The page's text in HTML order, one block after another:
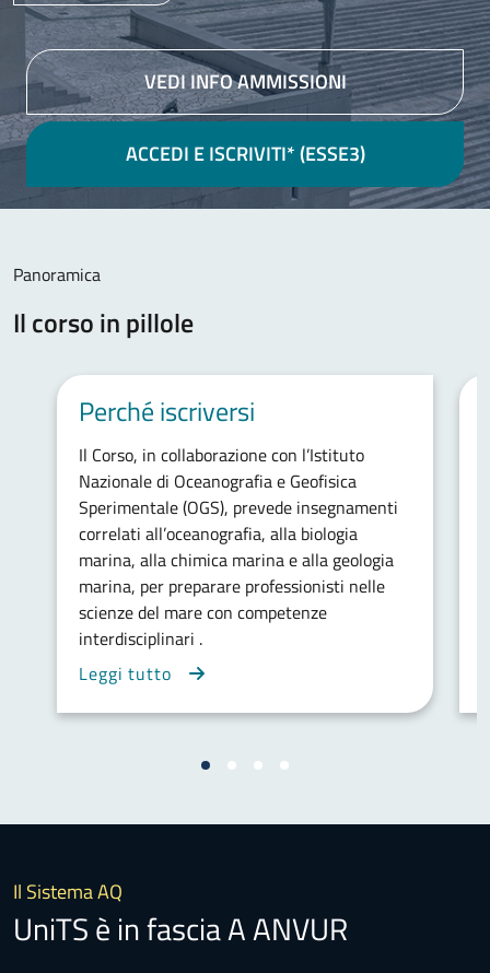
VEDI INFO AMMISSIONI
ACCEDI E ISCRIVITI* (ESSE3)
Panoramica
Il corso in pillole
Perché iscriversi
Il Corso, in collaborazione con l’Istituto
Nazionale di Oceanografia e Geofisica
Sperimentale (OGS), prevede insegnamenti
correlati all’oceanografia, alla biologia
marina, alla chimica marina e alla geologia
marina, per preparare professionisti nelle
scienze del mare con competenze
interdisciplinari .
Leggi tutto
Il Sistema AQ
UniTS è in fascia A ANVUR